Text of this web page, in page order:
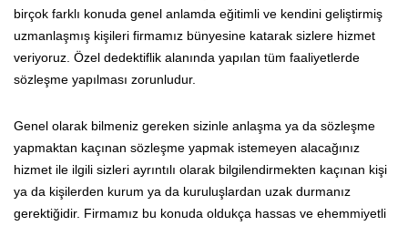
birçok farklı konuda genel anlamda eğitimli ve kendini geliştirmiş
uzmanlaşmış kişileri firmamız bünyesine katarak sizlere hizmet
veriyoruz. Özel dedektiflik alanında yapılan tüm faaliyetlerde
sözleşme yapılması zorunludur.
Genel olarak bilmeniz gereken sizinle anlaşma ya da sözleşme
yapmaktan kaçınan sözleşme yapmak istemeyen alacağınız
hizmet ile ilgili sizleri ayrıntılı olarak bilgilendirmekten kaçınan kişi
ya da kişilerden kurum ya da kuruluşlardan uzak durmanız
gerektiğidir. Firmamız bu konuda oldukça hassas ve ehemmiyetli